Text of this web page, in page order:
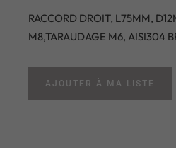
RACCORD DROIT, L75MM,
M8,TARAUDAGE M6, AISI304
AJOUTER À MA LISTE